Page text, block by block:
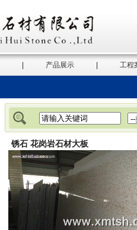
产品展示 工程
锈石 花岗岩石材大板